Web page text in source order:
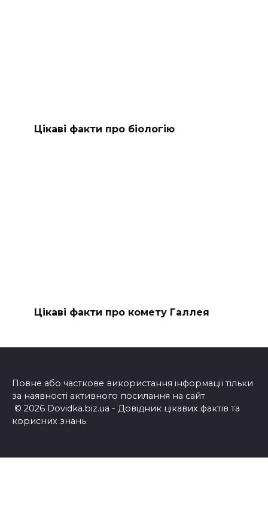
Цікаві факти про біологію
Цікаві факти про комету Галлея
Повне або часткове використання інформації тільки
за наявності активного посилання на сайт
© 2026 Dovidka.biz.ua - Довідник цікавих фактів та
корисних знань